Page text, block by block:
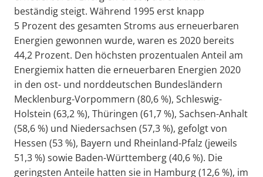
beständig steigt. Während 1995 erst knapp
5 Prozent des gesamten Stroms aus erneuerbaren
Energien gewonnen wurde, waren es 2020 bereits
44,2 Prozent. Den höchsten prozentualen Anteil am
Energiemix hatten die erneuerbaren Energien 2020
in den ost- und norddeutschen Bundesländern
Mecklenburg-Vorpommern (80,6 %), Schleswig-
Holstein (63,2 %), Thüringen (61,7 %), Sachsen-Anhalt
(58,6 %) und Niedersachsen (57,3 %), gefolgt von
Hessen (53 %), Bayern und Rheinland-Pfalz (jeweils
51,3 %) sowie Baden-Württemberg (40,6 %). Die
geringsten Anteile hatten sie in Hamburg (12,6 %), im